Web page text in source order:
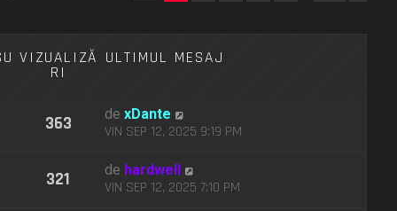
VIZUALIZĂ
RI
ULTIMUL MESAJ
363 dexDante
VIN SEP 12, 2025 9:19 PM
321 de hardwell
VIN SEP 12, 2025 7:10 PM